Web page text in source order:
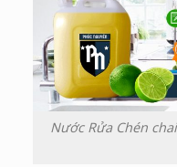
Nước Rửa Chén